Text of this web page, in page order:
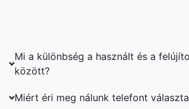
Mi a különbség a használt és a
között?
Miért éri meg nálunk telefont